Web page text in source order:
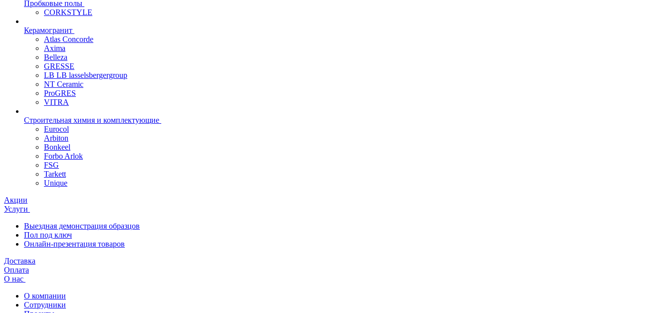
Пробковые полы
CORKSTYLE
Керамогранит
Atlas Concorde
Axima
Belleza
GRESSE
LB LB lasselsbergergroup
NT Ceramic
ProGRES
VITRA
Строительная химия и комплектующие
Eurocol
Arbiton
Bonkeel
Forbo Arlok
FSG
Tarkett
Unique
Акции
Услуги
Выездная демонстрация образцов
Пол под ключ
Онлайн-презентация товаров
Доставка
Оплата
О нас
О компании
Сотрудники